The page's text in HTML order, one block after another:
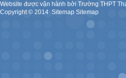
Website được vận hành bởi Trường THPT
Copyright © 2014. Sitemap Sitemap